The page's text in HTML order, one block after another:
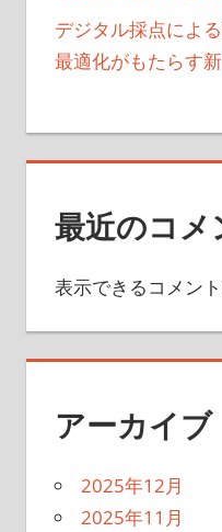
デジタル採点によ
最適化がもたらす
最近のコメ
表示できるコメン
アーカイブ
2025年12月
2025年11月